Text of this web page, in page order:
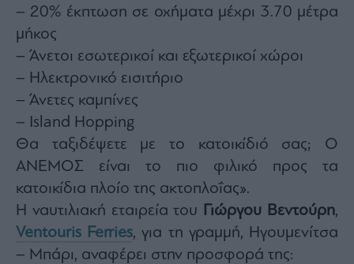
– 20% έκπτωση σε οχήματα μέχρι 3.70 μέτρα
μήκος
– Άνετοι εσωτερικοί και εξωτερικοί χώροι
– Ηλεκτρονικό εισιτήριο
– Άνετες καμπίνες
– Island Hopping
Θα ταξιδέψετε με το κατοικίδιό σας; Ο
ΑΝΕΜΟΣ είναι το πιο φιλικό προς τα
κατοικίδια πλοίο της ακτοπλοΐας».
Η ναυτιλιακή εταιρεία του
Γιώργου Βεντούρη,
Ventouris Ferries, για τη γραμμή, Ηγουμενίτσα
– Μπάρι, αναφέρει στην προσφορά της: